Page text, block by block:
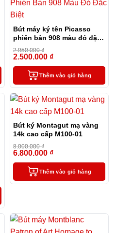
Bút máy ký tên Picasso
phiên bản 908 màu đỏ đặc
biệt
2.950.000₫
2.500.000 ₫
Thêm vào giỏ hàng
Bút ký Montagut mạ vàng
14k cao cấp M100-01
8.000.000₫
6.800.000 ₫
Thêm vào giỏ hàng